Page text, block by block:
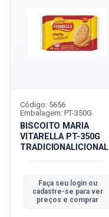
BISCOITO MARIA
VITARELLA PT-350G
TRADICIONALICIONAL
Código: 5656
Embalagem: PT-350G
Faça seu login ou
cadastre-se para ver
preços e comprar